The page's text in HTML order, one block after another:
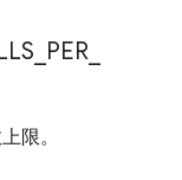
PER
限。